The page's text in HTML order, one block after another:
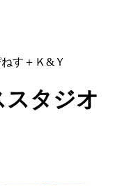
す＋Ｋ&Ｙ
タジオ